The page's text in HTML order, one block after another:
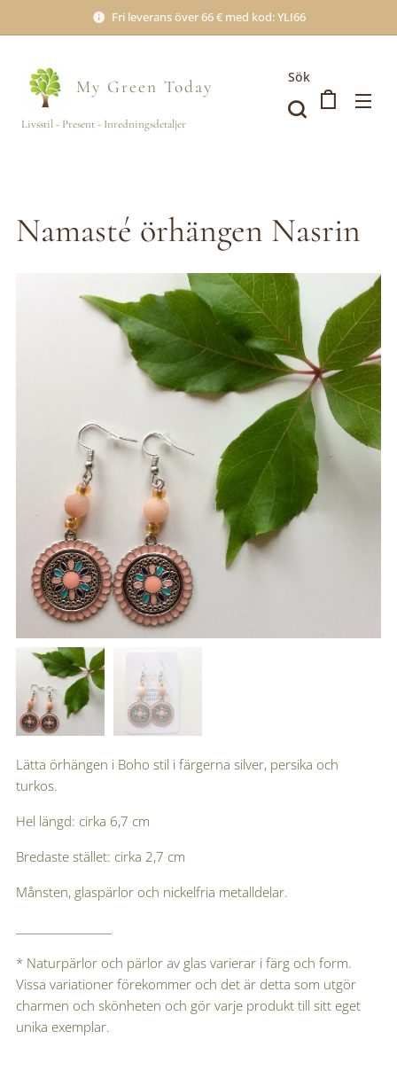
Fri leverans över 66 € med kod: YLI66
My Green Today
Livsstil - Present - Inredningsdetaljer
Sök
Namasté örhängen Nasrin
Lätta örhängen i Boho stil i färgerna silver, persika och
turkos.
Hel längd: cirka 6,7 cm
Bredaste stället: cirka 2,7 cm
Månsten, glaspärlor och nickelfria metalldelar.
* Naturpärlor och pärlor av glas varierar i färg och form.
Vissa variationer förekommer och det är detta som utgör
charmen och skönheten och gör varje produkt till sitt eget
unika exemplar.